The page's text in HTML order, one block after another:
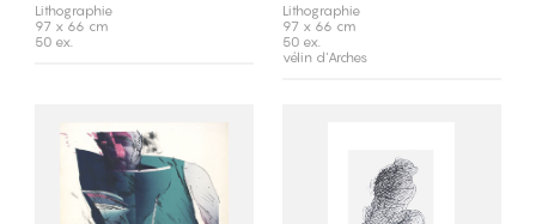
Lithographie
97 x 66 cm
50 ex.
Lithographie
97 x 66 cm
50 ex.
vélin d'Arches